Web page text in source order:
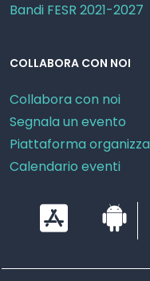
Bandi FESR 2021-2027
COLLABORA CON NOI
Collabora con noi
Segnala un evento
Piattaforma
Calendario eventi